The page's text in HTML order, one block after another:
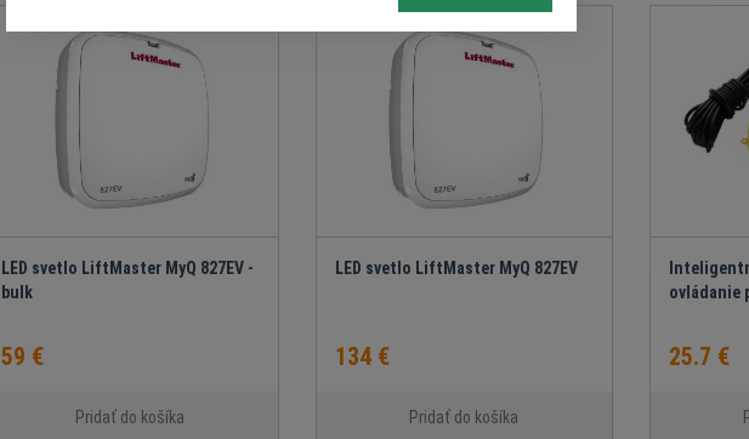
LED svetlo LiftMaster MyQ 827EV -
bulk
59 €
Pridať do košíka
LED svetlo LiftMaster MyQ 827EV
134 €
Pridať do košíka
ovládanie
25.7 €